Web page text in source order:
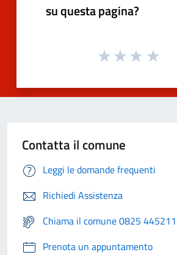
su questa pagina?
Contatta il comune
Leggi le domande frequenti
Richiedi Assistenza
Chiama il comune 0825 445211
Prenota un appuntamento